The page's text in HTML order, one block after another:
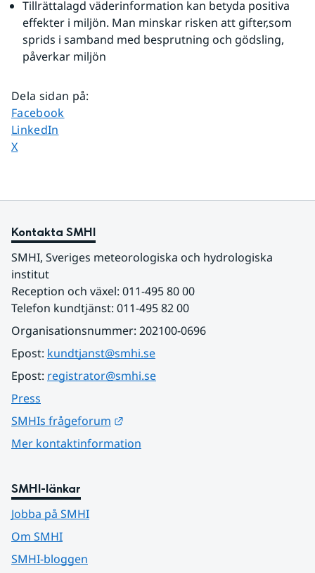
Tillrättalagd väderinformation kan betyda positiva
effekter i miljön. Man minskar risken att gifter,som
sprids i samband med besprutning och gödsling,
påverkar miljön
Dela sidan på:
Dela sidan på
Facebook
Dela sidan på
LinkedIn
Dela sidan på
X
Kontakta SMHI
SMHI, Sveriges meteorologiska och hydrologiska
institut
Reception och växel: 011-495 80 00
Telefon kundtjänst: 011-495 82 00
Organisationsnummer: 202100-0696
Epost: kundtjanst@smhi.se
Epost: registrator@smhi.se
Press
SMHIs frågeforum
Mer kontaktinformation
SMHI-länkar
Jobba på SMHI
Om SMHI
SMHI-bloggen